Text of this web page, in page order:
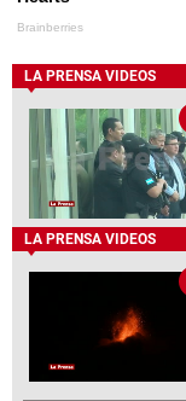
LA PRENSA VIDEOS
LA PRENSA VIDEOS